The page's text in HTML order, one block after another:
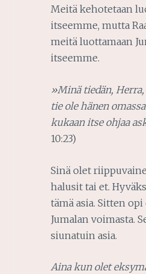
Meitä kehotetaan
itseemme, mutta
meitä luottamaan
itseemme.
»Minä tiedän,
tie ole hänen
kukaan itse ohjaa
10:23)
Sinä olet
halusit tai et.
tämä asia. Sitten opi
Jumalan voimasta.
siunatuin asia.
Aina kun olet